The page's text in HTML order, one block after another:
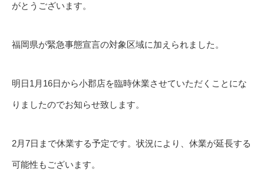
がとうございます。
福岡県が緊急事態宣言の対象区域に加えられました。
明日1月16日から小郡店を臨時休業させていただくことにな
りましたのでお知らせ致します。
2月7日まで休業する予定です。状況により、休業が延長する
可能性もございます。